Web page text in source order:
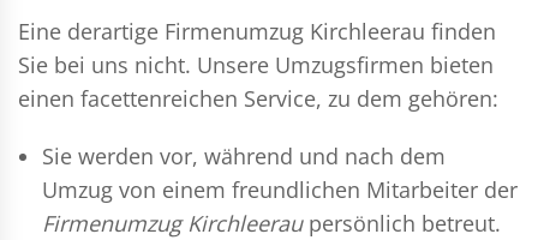
Eine derartige Firmenumzug Kirchleerau finden
Sie bei uns nicht. Unsere Umzugsfirmen bieten
einen facettenreichen Service, zu dem gehören:
Sie werden vor, während und nach dem
Umzug von einem freundlichen Mitarbeiter der
Firmenumzug Kirchleeraupersönlich betreut.